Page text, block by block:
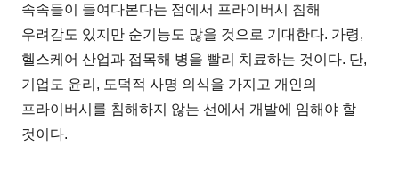
속속들이 들여다본다는 점에서 프라이버시 침해
우려감도 있지만 순기능도 많을 것으로 기대한다. 가령,
헬스케어 산업과 접목해 병을 빨리 치료하는 것이다. 단,
기업도 윤리, 도덕적 사명 의식을 가지고 개인의
프라이버시를 침해하지 않는 선에서 개발에 임해야 할
것이다.